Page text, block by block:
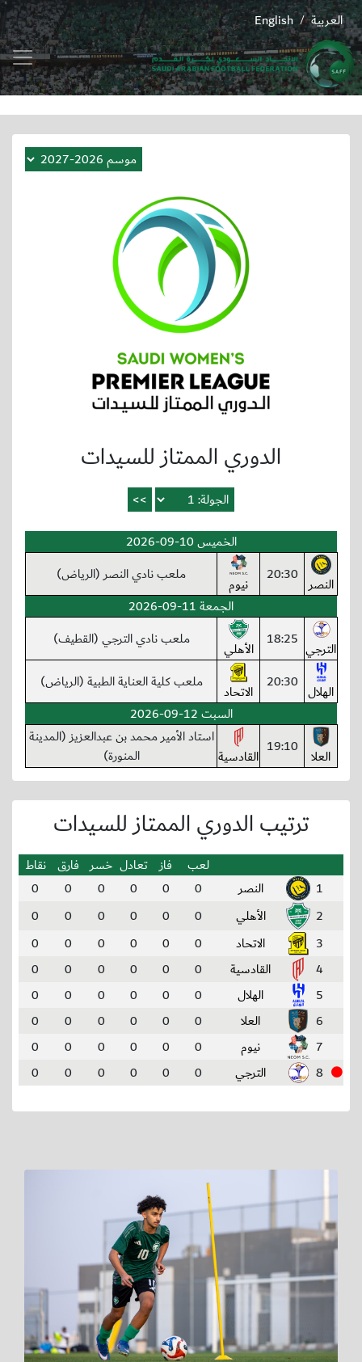
English / العربية
الدوري الممتاز للسيدات
الخميس 10-09-2026
النصر 20:30 نيوم
ملعب نادي النصر (الرياض)
الجمعة 11-09-2026
الترجي 18:25 الأهلي ملعب نادي الترجي (القطيف)
الهلال 20:30 الاتحاد
ملعب كلية العناية الطبية (الرياض)
السبت 12-09-2026
العلا 19:10 القادسية
استاد الأمير محمد بن عبدالعزيز (المدينة
المنورة)
ترتيب الدوري الممتاز للسيدات
لعب فاز تعادل خسر فارق نقاط
1
النصر 0
0
0
0
0
0
2
الأهلي 0
0
0
0
0
0
3
الاتحاد 0
0
0
0
0
0
4
القادسية 0
0
0
0
0
0
5
الهلال 0
0
0
0
0
0
6
العلا 0
0
0
0
0
0
7
نيوم 0
0
0
0
0
0
8
الترجي 0
0
0
0
0
0